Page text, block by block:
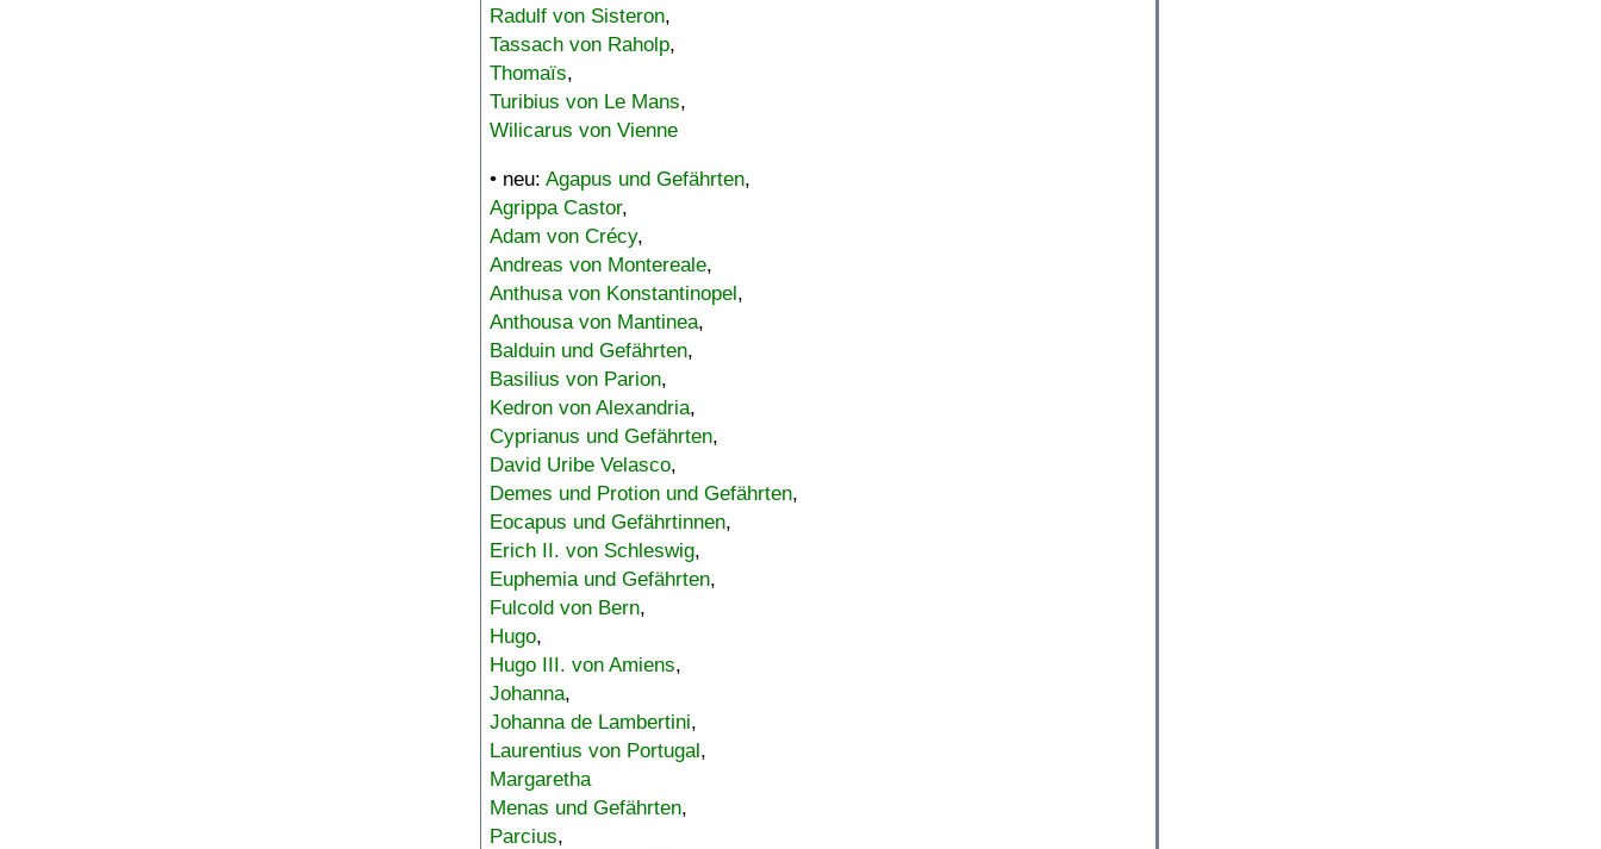
Radulf von Sisteron,
Tassach von Raholp,
Thomaïs,
Turibius von Le Mans,
Wilicarus von Vienne
• neu: Agapus und Gefährten,
Agrippa Castor,
Adam von Crécy,
Andreas von Montereale,
Anthusa von Konstantinopel,
Anthousa von Mantinea,
Balduin und Gefährten,
Basilius von Parion,
Kedron von Alexandria,
Cyprianus und Gefährten,
David Uribe Velasco,
Demes und Protion und Gefährten,
Eocapus und Gefährtinnen,
Erich II. von Schleswig,
Euphemia und Gefährten,
Fulcold von Bern,
Hugo,
Hugo III. von Amiens,
Johanna,
Johanna de Lambertini,
Laurentius von Portugal,
Margaretha
Menas und Gefährten,
Parcius,